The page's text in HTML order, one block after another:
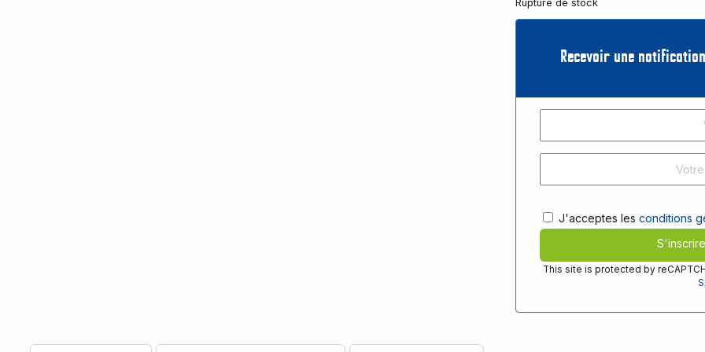
Rupture de stock
Recevoir une
J'acceptes lesconditions
This site is protected by